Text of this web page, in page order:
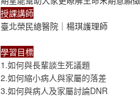
授課講師
臺北榮民總醫院｜楊琪護理師
學習目標
1.如何與長輩談生死議題
2.如何縮小病人與家屬的落差
3.如何與病人及家屬討論DNR